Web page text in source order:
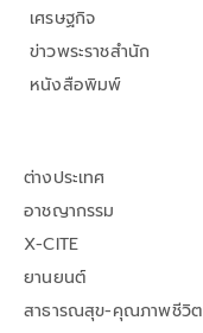
เศรษฐกิจ
ข่าวพระราชสำนัก
หนังสือพิมพ์
ต่างประเทศ
อาชญากรรม
X-CITE
ยานยนต์
สาธารณสุข-คุณภาพชีวิต